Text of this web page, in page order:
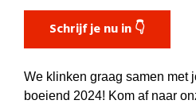
Schrijf je nu in 👇
We klinken graag samen met
boeiend 2024! Kom af naar